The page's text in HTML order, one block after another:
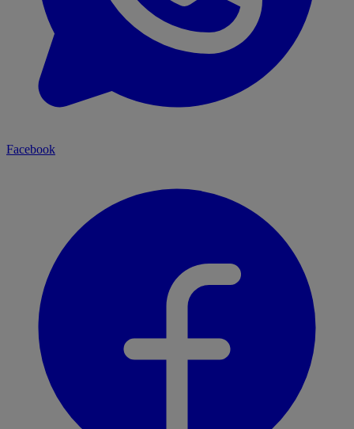
Facebook